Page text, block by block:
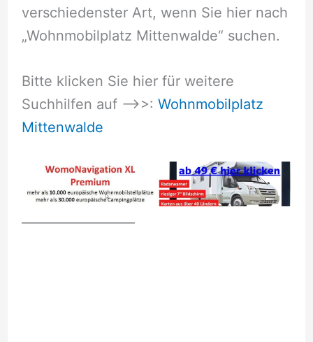
verschiedenster Art, wenn Sie hier nach
„Wohnmobilplatz Mittenwalde“ suchen.
Bitte klicken Sie hier für weitere
Suchhilfen auf –>>: Wohnmobilplatz
Mittenwalde